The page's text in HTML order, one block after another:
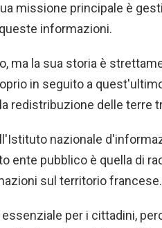
missione principale è
informazioni.
ma la sua storia è
in seguito a
redistribuzione delle terre
nazionale
ente pubblico è quella di
sul territorio francese.
per i cittadini,